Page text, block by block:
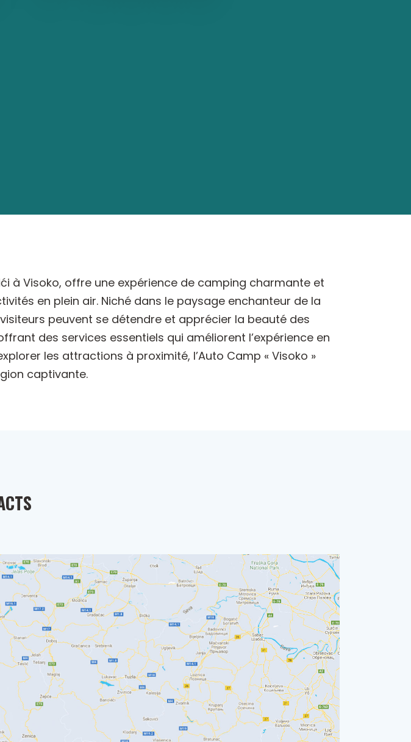
à Visoko, offre une expérience de camping charmante et
en plein air. Niché dans le paysage enchanteur de la
peuvent se détendre et apprécier la beauté des
des services essentiels qui améliorent l’expérience en
les attractions à proximité, l’Auto Camp « Visoko »
captivante.